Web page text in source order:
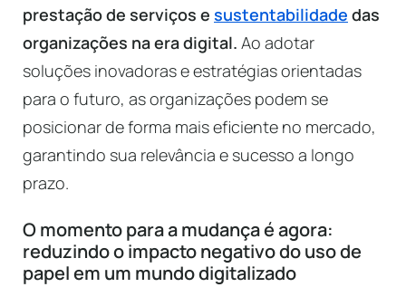
prestação de serviços e sustentabilidade das
organizações na era digital. Ao adotar
soluções inovadoras e estratégias orientadas
para o futuro, as organizações podem se
posicionar de forma mais eficiente no mercado,
garantindo sua relevância e sucesso a longo
prazo.
O momento para a mudança é agora:
reduzindo o impacto negativo do uso de
papel em um mundo digitalizado